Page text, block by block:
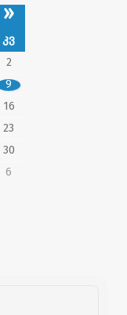
»
კვ
2
9
16
23
30
6